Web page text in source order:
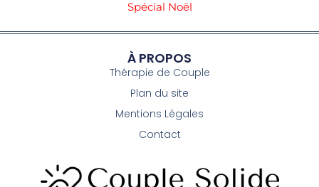
Spécial Noël
À PROPOS
Thérapie de Couple
Plan du site
Mentions Légales
Contact